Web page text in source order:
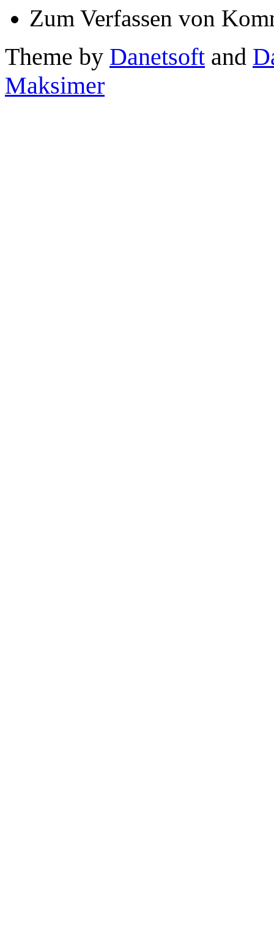
Zum Verfassen von
Theme by Danetsoft and
Maksimer